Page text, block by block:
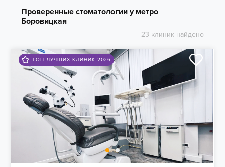
Проверенные стоматологии у метро
Боровицкая
23 клиник найдено
ТОП ЛУЧШИХ КЛИНИК 2026